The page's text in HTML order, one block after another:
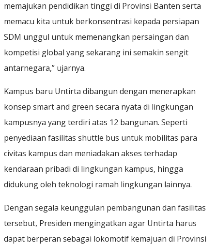
memajukan pendidikan tinggi di Provinsi Banten serta
memacu kita untuk berkonsentrasi kepada persiapan
SDM unggul untuk memenangkan persaingan dan
kompetisi global yang sekarang ini semakin sengit
antarnegara,” ujarnya.
Kampus baru Untirta dibangun dengan menerapkan
konsep smart and green secara nyata di lingkungan
kampusnya yang terdiri atas 12 bangunan. Seperti
penyediaan fasilitas shuttle bus untuk mobilitas para
civitas kampus dan meniadakan akses terhadap
kendaraan pribadi di lingkungan kampus, hingga
didukung oleh teknologi ramah lingkungan lainnya.
Dengan segala keunggulan pembangunan dan fasilitas
tersebut, Presiden mengingatkan agar Untirta harus
dapat berperan sebagai lokomotif kemajuan di Provinsi